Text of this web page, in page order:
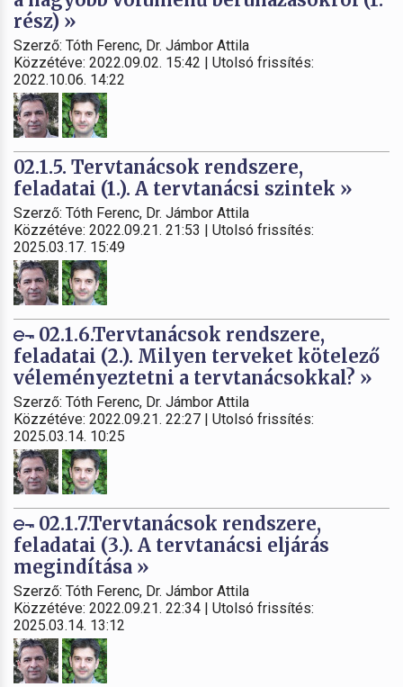
rész) »
Szerző: Tóth Ferenc, Dr. Jámbor Attila
Közzétéve: 2022.09.02. 15:42 | Utolsó frissítés:
2022.10.06. 14:22
02.1.5. Tervtanácsok rendszere,
feladatai (1.). A tervtanácsi szintek »
Szerző: Tóth Ferenc, Dr. Jámbor Attila
Közzétéve: 2022.09.21. 21:53 | Utolsó frissítés:
2025.03.17. 15:49
02.1.6.Tervtanácsok rendszere,
feladatai (2.). Milyen terveket kötelező
véleményeztetni a tervtanácsokkal? »
Szerző: Tóth Ferenc, Dr. Jámbor Attila
Közzétéve: 2022.09.21. 22:27 | Utolsó frissítés:
2025.03.14. 10:25
02.1.7.Tervtanácsok rendszere,
feladatai (3.). A tervtanácsi eljárás
megindítása »
Szerző: Tóth Ferenc, Dr. Jámbor Attila
Közzétéve: 2022.09.21. 22:34 | Utolsó frissítés:
2025.03.14. 13:12